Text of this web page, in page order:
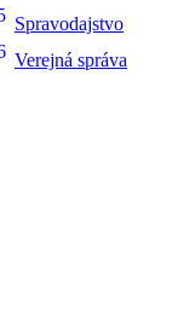
Spravodajstvo
Verejná správa